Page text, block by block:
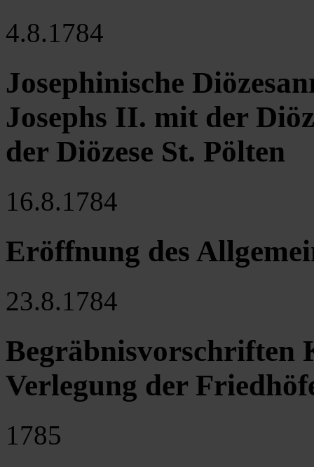
4.8.1784
Josephinische
Josephs II. mit der
der Diözese St. Pölten
16.8.1784
Eröffnung des
23.8.1784
Begräbnisvorschriften
Verlegung der
1785